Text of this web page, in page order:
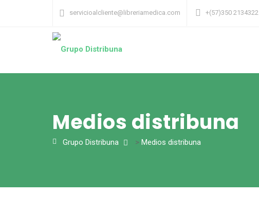
servicioalcliente@libreriamedica.com +(57)350 2134322
Medios distribuna
Grupo Distribuna > Medios distribuna